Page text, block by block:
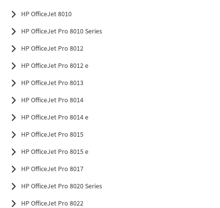
HP OfficeJet 8010
HP OfficeJet Pro 8010 Series
HP OfficeJet Pro 8012
HP OfficeJet Pro 8012 e
HP OfficeJet Pro 8013
HP OfficeJet Pro 8014
HP OfficeJet Pro 8014 e
HP OfficeJet Pro 8015
HP OfficeJet Pro 8015 e
HP OfficeJet Pro 8017
HP OfficeJet Pro 8020 Series
HP OfficeJet Pro 8022